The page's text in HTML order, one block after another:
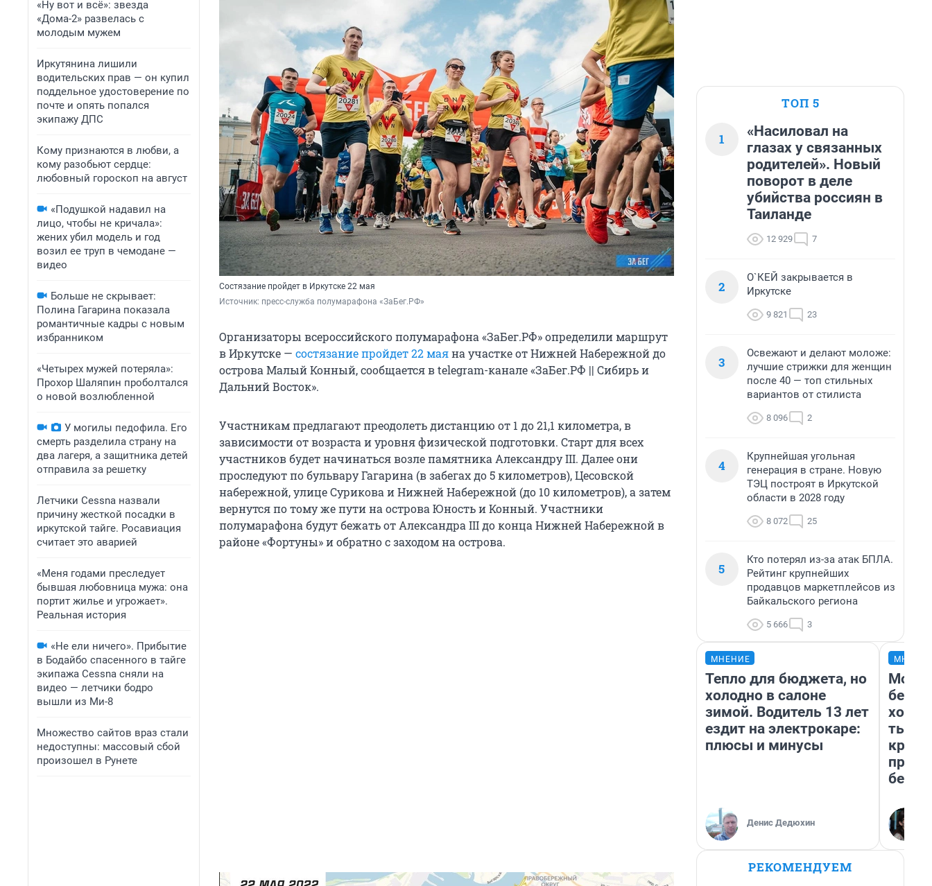
«Ну вот и всё»: звезда
«Дома-2» развелась с
молодым мужем
Иркутянина лишили
водительских прав — он купил
поддельное удостоверение по
почте и опять попался
экипажу ДПС
Кому признаются в любви, а
кому разобьют сердце:
любовный гороскоп на август
«Подушкой надавил на
лицо, чтобы не кричала»:
жених убил модель и год
возил ее труп в чемодане —
видео
Больше не скрывает:
Полина Гагарина показала
романтичные кадры с новым
избранником
«Четырех мужей потеряла»:
Прохор Шаляпин проболтался
о новой возлюбленной
У могилы педофила. Его
смерть разделила страну на
два лагеря, а защитника детей
отправила за решетку
Летчики Cessna назвали
причину жесткой посадки в
иркутской тайге. Росавиация
считает это аварией
«Меня годами преследует
бывшая любовница мужа: она
портит жилье и угрожает».
Реальная история
«Не ели ничего». Прибытие
в Бодайбо спасенного в тайге
экипажа Cessna сняли на
видео — летчики бодро
вышли из Ми-8
Множество сайтов враз стали
недоступны: массовый сбой
произошел в Рунете
Состязание пройдет в Иркутске 22 мая
Источник: пресс-служба полумарафона «ЗаБег.РФ»
Организаторы всероссийского полумарафона «ЗаБег.РФ» определили маршрут
в Иркутске — состязание пройдет 22 маяна участке от Нижней Набережной до
острова Малый Конный, сообщается в telegram-канале «ЗаБег.РФ || Сибирь и
Дальний Восток».
Участникам предлагают преодолеть дистанцию от 1 до 21,1 километра, в
зависимости от возраста и уровня физической подготовки. Старт для всех
участников будет начинаться возле памятника Александру III. Далее они
проследуют по бульвару Гагарина (в забегах до 5 километров), Цесовской
набережной, улице Сурикова и Нижней Набережной (до 10 километров), а затем
вернутся по тому же пути на острова Юность и Конный. Участники
полумарафона будут бежать от Александра III до конца Нижней Набережной в
районе «Фортуны» и обратно с заходом на острова.
ТОП 5
1
«Насиловал на
глазах у связанных
родителей». Новый
поворот в деле
убийства россиян в
Таиланде
12 929 7
2
О`КЕЙ закрывается в
Иркутске
9 821 23
3
Освежают и делают моложе:
лучшие стрижки для женщин
после 40 — топ стильных
вариантов от стилиста
8 096 2
4
Крупнейшая угольная
генерация в стране. Новую
ТЭЦ построят в Иркутской
области в 2028 году
8 072 25
5
Кто потерял из-за атак БПЛА.
Рейтинг крупнейших
продавцов маркетплейсов из
Байкальского региона
5 666 3
МНЕНИЕ
Тепло для бюджета, но
холодно в салоне
зимой. Водитель 13 лет
ездит на электрокаре:
плюсы и минусы
Денис Дедюхин
Мой
РЕКОМЕНДУЕМ